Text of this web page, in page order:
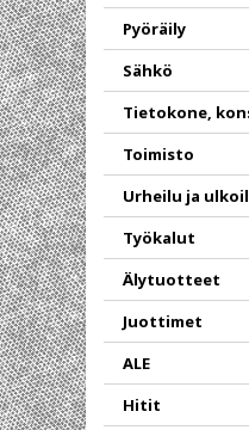
Pyöräily
Sähkö
Tietokone,
Toimisto
Urheilu ja
Työkalut
Älytuotteet
Juottimet
ALE
Hitit